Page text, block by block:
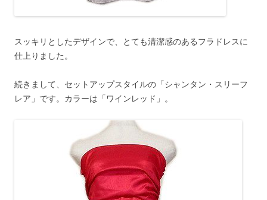
スッキリとしたデザインで、とても清潔感のあるフラドレスに
仕上りました。
続きまして、セットアップスタイルの「シャンタン・スリーフ
レア」です。カラーは「ワインレッド」。